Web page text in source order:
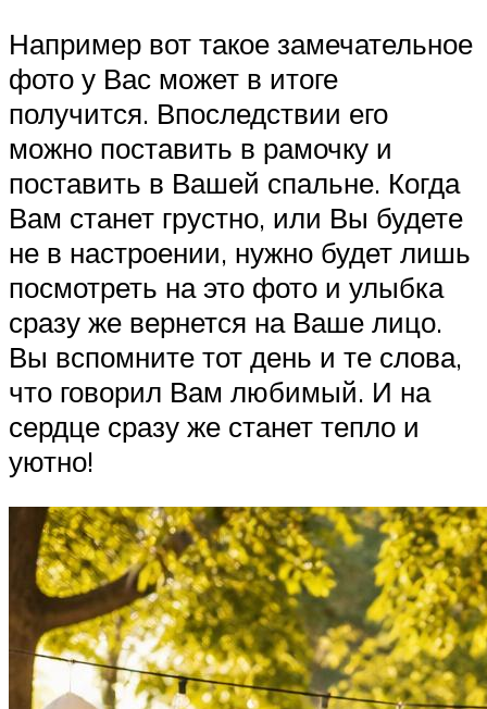
Например вот такое замечательное
фото у Вас может в итоге
получится. Впоследствии его
можно поставить в рамочку и
поставить в Вашей спальне. Когда
Вам станет грустно, или Вы будете
не в настроении, нужно будет лишь
посмотреть на это фото и улыбка
сразу же вернется на Ваше лицо.
Вы вспомните тот день и те слова,
что говорил Вам любимый. И на
сердце сразу же станет тепло и
уютно!